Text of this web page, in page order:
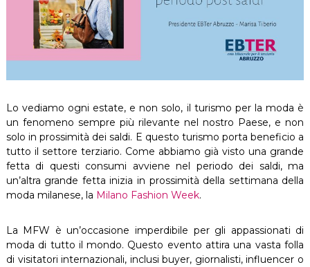
Lo vediamo ogni estate, e non solo, il turismo per la moda è
un fenomeno sempre più rilevante nel nostro Paese, e non
solo in prossimità dei saldi. E questo turismo porta beneficio a
tutto il settore terziario. Come abbiamo già visto una grande
fetta di questi consumi avviene nel periodo dei saldi, ma
un’altra grande fetta inizia in prossimità della settimana della
moda milanese, la Milano Fashion Week.
La MFW è un’occasione imperdibile per gli appassionati di
moda di tutto il mondo. Questo evento attira una vasta folla
di visitatori internazionali, inclusi buyer, giornalisti, influencer o